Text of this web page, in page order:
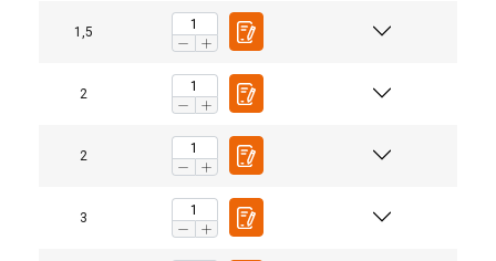
1,5
2
2
3